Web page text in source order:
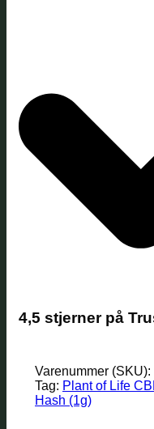
4,5 stjerner på
Varenummer (SKU):
Tag: Plant of Life
Hash (1g)